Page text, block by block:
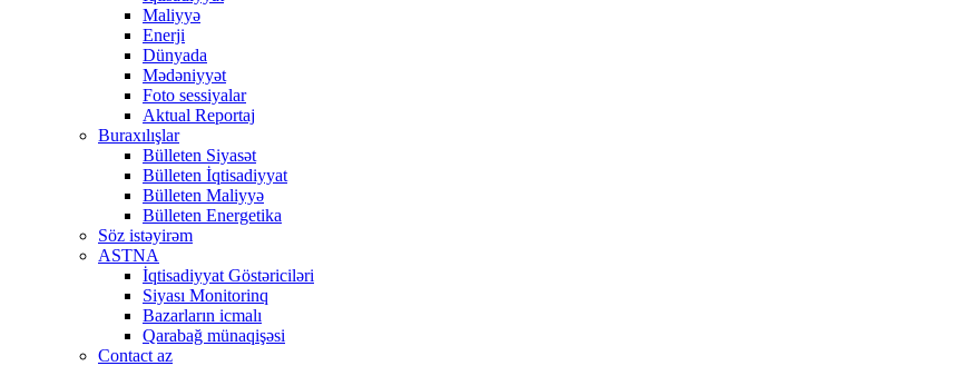
Maliyyə
Enerji
Dünyada
Mədəniyyət
Foto sessiyalar
Aktual Reportaj
Buraxılışlar
Bülleten Siyasət
Bülleten İqtisadiyyat
Bülleten Maliyyə
Bülleten Energetika
Söz istəyirəm
ASTNA
İqtisadiyyat Göstəriciləri
Siyası Monitorinq
Bazarların icmalı
Qarabağ münaqişəsi
Contact az